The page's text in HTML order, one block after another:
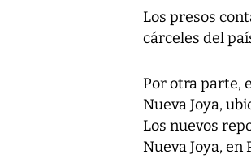
Los presos
cárceles del
Por otra parte,
Nueva Joya,
Los nuevos
Nueva Joya,